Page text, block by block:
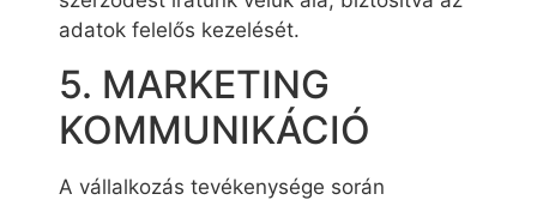
adatok felelős kezelését.
5. MARKETING
KOMMUNIKÁCIÓ
A vállalkozás tevékenysége során